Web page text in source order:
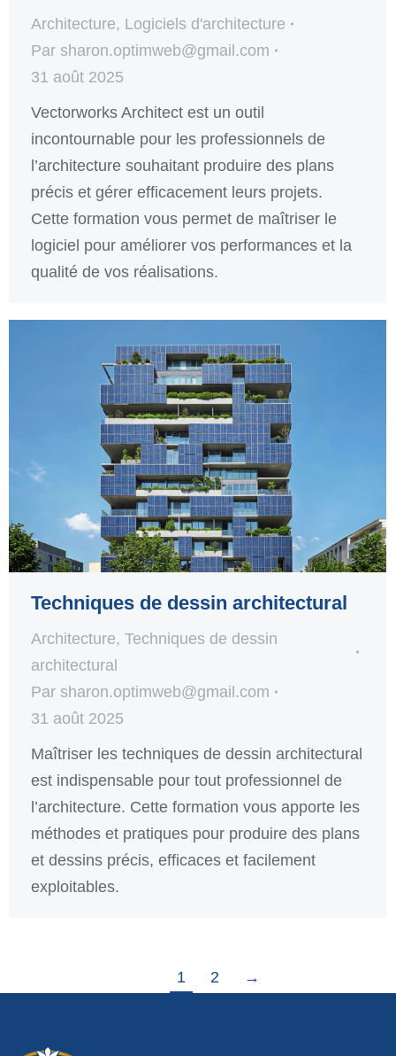
Architecture, Logiciels d'architecture
Par sharon.optimweb@gmail.com
31 août 2025
Vectorworks Architect est un outil
incontournable pour les professionnels de
l’architecture souhaitant produire des plans
précis et gérer efficacement leurs projets.
Cette formation vous permet de maîtriser le
logiciel pour améliorer vos performances et la
qualité de vos réalisations.
Techniques de dessin architectural
Architecture, Techniques de dessin
architectural
Par sharon.optimweb@gmail.com
31 août 2025
Maîtriser les techniques de dessin architectural
est indispensable pour tout professionnel de
l’architecture. Cette formation vous apporte les
méthodes et pratiques pour produire des plans
et dessins précis, efficaces et facilement
exploitables.
1 2 →